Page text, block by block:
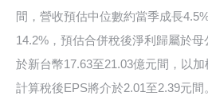
間，營收預估中位數約當季成長
14.2%，預估合併稅後淨利歸屬於母
於新台幣17.63至21.03億元間，以
計算稅後EPS將介於2.01至2.39元間